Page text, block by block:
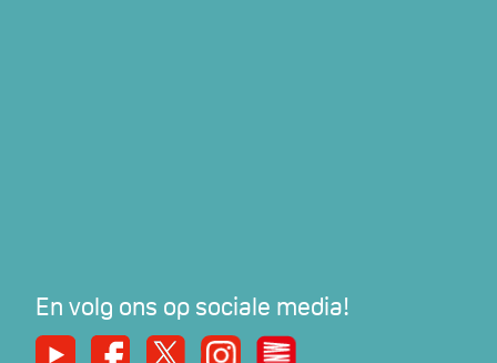
En volg ons op sociale media!
Youtube Facebook
X InstagramDe Nieuwe Werker